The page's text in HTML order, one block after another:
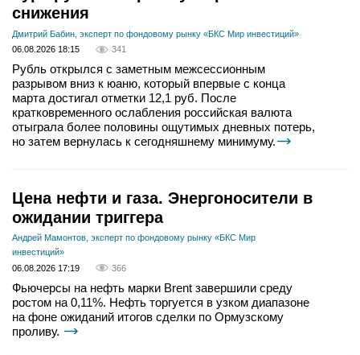
снижения
Дмитрий Бабин, эксперт по фондовому рынку «БКС Мир инвестиций»
06.08.2026 18:15
341
Рубль открылся с заметным межсессионным
разрывом вниз к юаню, который впервые с конца
марта достигал отметки 12,1 руб. После
кратковременного ослабления российская валюта
отыграла более половины ощутимых дневных потерь,
но затем вернулась к сегодняшнему минимуму.
Цена нефти и газа. Энергоносители в
ожидании триггера
Андрей Мамонтов, эксперт по фондовому рынку «БКС Мир
инвестиций»
06.08.2026 17:19
366
Фьючерсы на нефть марки Brent завершили среду
ростом на 0,11%. Нефть торгуется в узком диапазоне
на фоне ожиданий итогов сделки по Ормузскому
проливу.